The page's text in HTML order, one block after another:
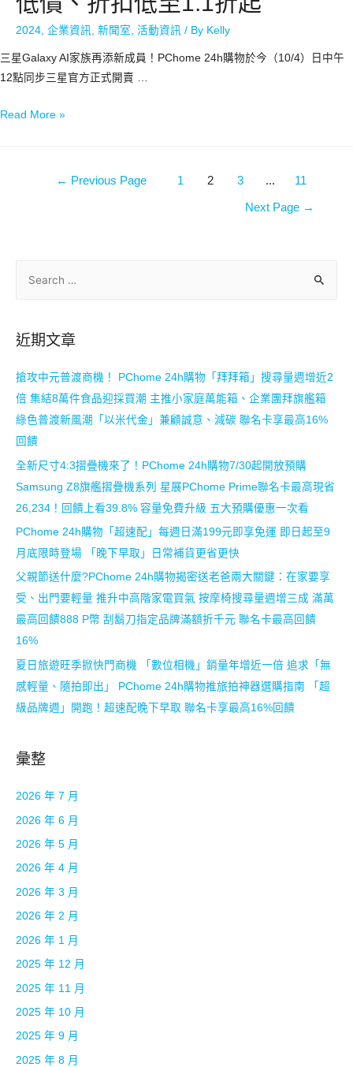
2024 企業資訊 新聞室 活動資訊 / By Kelly
三星Galaxy AI家族再添新成員！PChome 24h購物於今（10/4）日中午
12點同步三星官方正式開賣 …
Read More »
← Previous Page 1 2 3 ... 11
Next Page →
近期文章
搶攻中元普渡商機！ PChome 24h購物「拜拜箱」搜尋量週增近2
倍 集結8萬件食品迎採買潮 主推小家庭萬能箱、企業團拜旗艦箱
綠色普渡新風潮「以米代金」兼顧誠意、減碳 聯名卡享最高16%
回饋
全新尺寸4:3摺疊機來了！PChome 24h購物7/30起開放預購
Samsung Z8旗艦摺疊機系列 星展PChome Prime聯名卡最高現省
26,234！回饋上看39.8% 容量免費升級 五大預購優惠一次看
PChome 24h購物「超速配」每週日滿199元即享免運 即日起至9
月底限時登場 「晚下早取」日常補貨更省更快
父親節送什麼?PChome 24h購物揭密送老爸兩大關鍵：在家要享
受、出門要輕量 推升中高階家電買氣 按摩椅搜尋量週增三成 滿萬
最高回饋888 P幣 刮鬍刀指定品牌滿額折千元 聯名卡最高回饋
16%
夏日旅遊旺季掀快門商機 「數位相機」銷量年增近一倍 追求「無
感輕量、隨拍即出」 PChome 24h購物推旅拍神器選購指南 「超
級品牌週」開跑！超速配晚下早取 聯名卡享最高16%回饋
彙整
2026 年 7 月
2026 年 6 月
2026 年 5 月
2026 年 4 月
2026 年 3 月
2026 年 2 月
2026 年 1 月
2025 年 12 月
2025 年 11 月
2025 年 10 月
2025 年 9 月
2025 年 8 月